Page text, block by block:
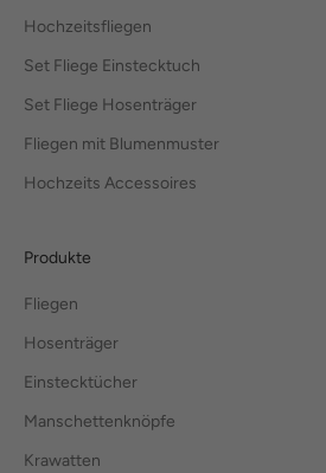
Hochzeitsfliegen
Set Fliege Einstecktuch
Set Fliege Hosenträger
Fliegen mit Blumenmuster
Hochzeits Accessoires
Produkte
Fliegen
Hosenträger
Einstecktücher
Manschettenknöpfe
Krawatten